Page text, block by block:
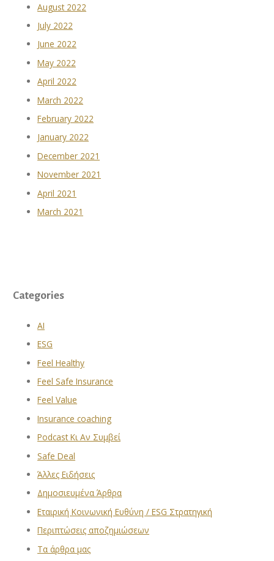
August 2022
July 2022
June 2022
May 2022
April 2022
March 2022
February 2022
January 2022
December 2021
November 2021
April 2021
March 2021
Categories
AI
ESG
Feel Healthy
Feel Safe Insurance
Feel Value
Insurance coaching
Podcast Κι Αν Συμβεί
Safe Deal
Άλλες Ειδήσεις
Δημοσιευμένα Άρθρα
Εταιρική Κοινωνική Ευθύνη / ESG Στρατηγική
Περιπτώσεις αποζημιώσεων
Τα άρθρα μας